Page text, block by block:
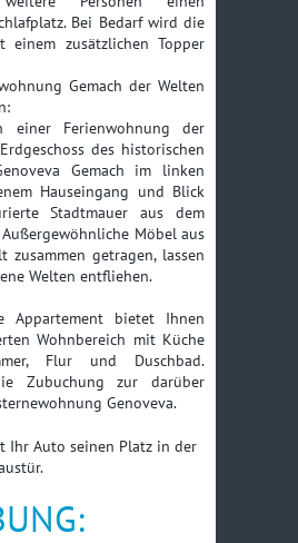
Bei Bedarf wird die
einem zusätzlichen Topper
Gemach der Welten
einer Ferienwohnung der
des historischen
Gemach im linken
Hauseingang und Blick
Stadtmauer aus dem
Möbel aus
zusammen getragen, lassen
Welten entfliehen.
Appartement bietet Ihnen
Wohnbereich mit Küche
Flur und Duschbad.
Zubuchung zur darüber
Genoveva.
Ihr Auto seinen Platz in der
Silvester 4 Nächte
Feiertage ab 1 Nacht vorher